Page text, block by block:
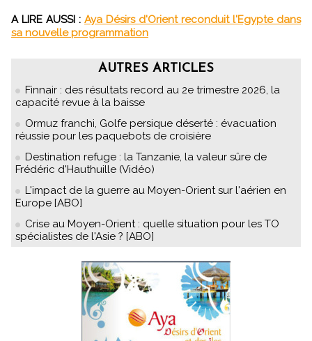
A LIRE AUSSI : Aya Désirs d'Orient reconduit l'Egypte dans
sa nouvelle programmation
AUTRES ARTICLES
Finnair : des résultats record au 2e trimestre 2026, la
capacité revue à la baisse
Ormuz franchi, Golfe persique déserté : évacuation
réussie pour les paquebots de croisière
Destination refuge : la Tanzanie, la valeur sûre de
Frédéric d'Hauthuille (Vidéo)
L'impact de la guerre au Moyen-Orient sur l'aérien en
Europe [ABO]
Crise au Moyen-Orient : quelle situation pour les TO
spécialistes de l'Asie ? [ABO]